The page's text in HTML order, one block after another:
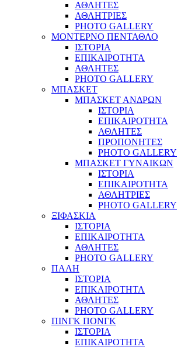
ΑΘΛΗΤΕΣ
ΑΘΛΗΤΡΙΕΣ
PHOTO GALLERY
ΜΟΝΤΕΡΝΟ ΠΕΝΤΑΘΛΟ
ΙΣΤΟΡΙΑ
ΕΠΙΚΑΙΡΟΤΗΤΑ
ΑΘΛΗΤΕΣ
PHOTO GALLERY
ΜΠΑΣΚΕΤ
ΜΠΑΣΚΕΤ ΑΝΔΡΩΝ
ΙΣΤΟΡΙΑ
ΕΠΙΚΑΙΡΟΤΗΤΑ
ΑΘΛΗΤΕΣ
ΠΡΟΠΟΝΗΤΕΣ
PHOTO GALLERY
ΜΠΑΣΚΕΤ ΓΥΝΑΙΚΩΝ
ΙΣΤΟΡΙΑ
ΕΠΙΚΑΙΡΟΤΗΤΑ
ΑΘΛΗΤΡΙΕΣ
PHOTO GALLERY
ΞΙΦΑΣΚΙΑ
ΙΣΤΟΡΙΑ
ΕΠΙΚΑΙΡΟΤΗΤΑ
ΑΘΛΗΤΕΣ
PHOTO GALLERY
ΠΑΛΗ
ΙΣΤΟΡΙΑ
ΕΠΙΚΑΙΡΟΤΗΤΑ
ΑΘΛΗΤΕΣ
PHOTO GALLERY
ΠΙΝΓΚ ΠΟΝΓΚ
ΙΣΤΟΡΙΑ
ΕΠΙΚΑΙΡΟΤΗΤΑ